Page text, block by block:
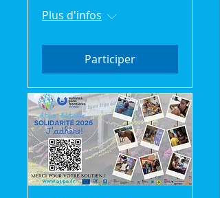
Plus d'infos
Participer